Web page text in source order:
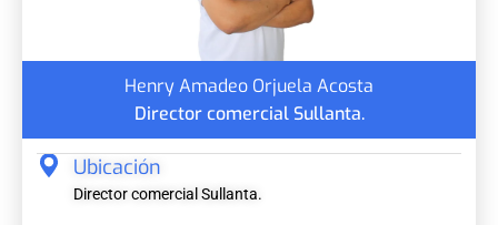
Henry Amadeo Orjuela Acosta
Director comercial Sullanta.
Ubicación
Director comercial Sullanta.